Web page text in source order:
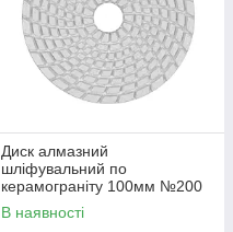
Диск алмазний
шліфувальний по
керамограніту 100мм №200
(YT-48202)
В наявності